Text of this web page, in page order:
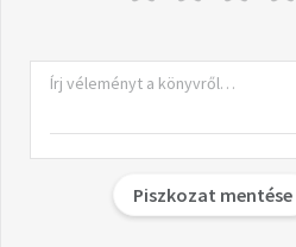
Piszkozat mentése